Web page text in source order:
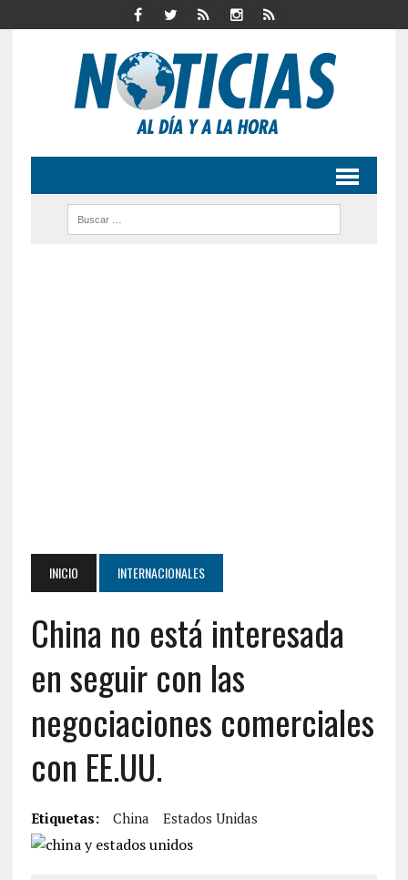
INICIO INTERNACIONALES
China no está interesada
en seguir con las
negociaciones comerciales
con EE.UU.
Etiquetas: China Estados Unidas